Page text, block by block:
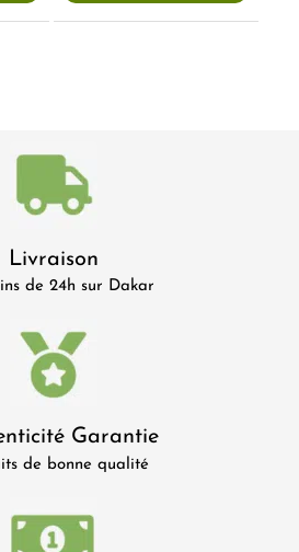
Livraison
de 24h sur Dakar
Garantie
de bonne qualité